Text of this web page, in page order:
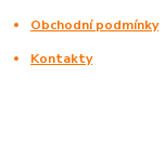
Obchodní podmínky
Kontakty